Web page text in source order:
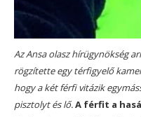
Az Ansa olasz hírügynökség
rögzítette egy térfigyelő
hogy a két férfi vitázik
pisztolyt és lő.A férfit a